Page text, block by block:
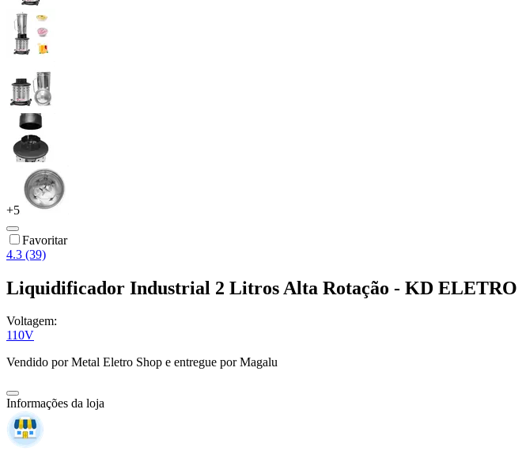
+5
Favoritar
4.3 (39)
Liquidificador Industrial 2 Litros Alta Rotação - KD ELETRO
Voltagem:
110V
Vendido porMetal Eletro Shop e entregue por Magalu
Informações da loja